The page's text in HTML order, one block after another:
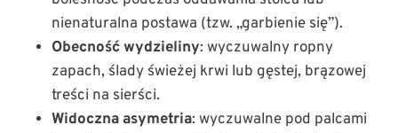
nienaturalna postawa (tzw. „garbienie się”).
Obecność wydzieliny: wyczuwalny ropny
zapach, ślady świeżej krwi lub gęstej, brązowej
treści na sierści.
Widoczna asymetria: wyczuwalne pod palcami